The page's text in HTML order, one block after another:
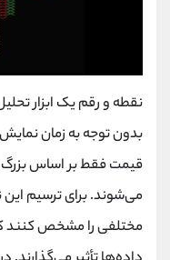
نقطه و رقم یک ابزار
بدون توجه به زمان
قیمت فقط بر اساس
می‌شوند. برای ترسیم این
مختلفی را مشخص کنند